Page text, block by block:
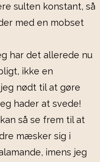
sulten konstant, så
med en mobset
har det allerede nu
ikke en
nødt til at gøre
hader at svede!
så se frem til at
mæsker sig i
imens jeg